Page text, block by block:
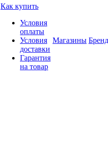
Как купить
Условия
оплаты
Условия
доставки
Гарантия
на товар
Магазины